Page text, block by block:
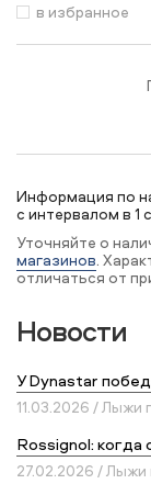
в избранное
Информация по
с интервалом в 1
Уточняйте о
магазинов.
отличаться от
Новости
У Dynastar
11.03.2026 / Лыжи
Rossignol: когда
27.02.2026 / Лыжи